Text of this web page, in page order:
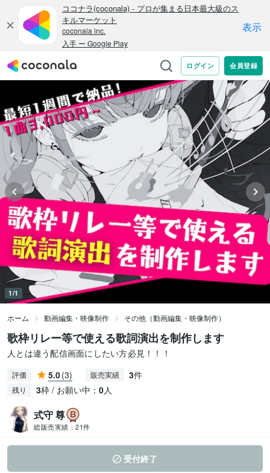
1/1
ホーム 動画編集・映像制作 その他（動画編集・映像制作）
歌枠リレー等で使える歌詞演出を制作します
人とは違う配信画面にしたい方必見！！！
評価 5.0(3) 販売実績 3件
残り 3枠 / お願い中： 0人
式守 尊
総販売実績： 21件
受付終了